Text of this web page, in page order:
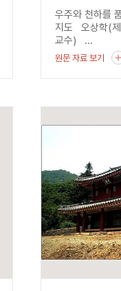
우주와 천하를
지도 오상학(제
교수) ...
원문 자료 보기